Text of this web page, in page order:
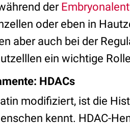
der
oder eben in
aber auch bei der
ein wichtige
HDACs
modifiziert, ist die
kennt. HDAC-